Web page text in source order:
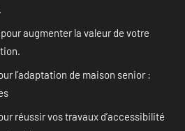
augmenter la valeur de votre
l’adaptation de maison senior :
réussir vos travaux d’accessibilité